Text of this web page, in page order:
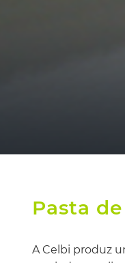
Pasta
A Celbi produz